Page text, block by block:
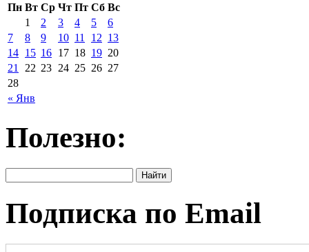
Пн Вт Ср Чт Пт Сб Вс
« Янв
1 2 3 4 5
6
7
8 9 10 11 12 13
14 15 16 17 18 19 20
21 22 23 24 25 26 27
28
Полезно:
Подписка по Email